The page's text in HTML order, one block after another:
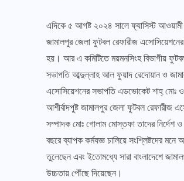
এদিকে ৫ আগষ্ট ২০২৪ সালে ফ্যাসিস্ট
জামালপুর জেলা ফুটবল রেফারীজ
হয়। আর এ কমিটিতে ময়মনসিংহ বিভাগীয়
সভাপতি আব্দুল্লাহ আল ফুয়াদ রেদোয়ান ও
এসোসিয়েশনের সভাপতি এডভোকেট শাহ্ মোঃ
আশীর্বাদপুষ্ট জামালপুর জেলা ফুটবল রেফারীজ
সম্পাদক মোঃ গোলাম মোস্তফা তাদের নির্দেশ
বছরে ব্যাপক কর্মযজ্ঞ চালিয়ে সংশ্লিষ্টদের
তুলেছেন এবং ইতোমধ্যে সারা বাংলাদেশে
উচ্চতায় পৌঁছে দিয়েছেন।